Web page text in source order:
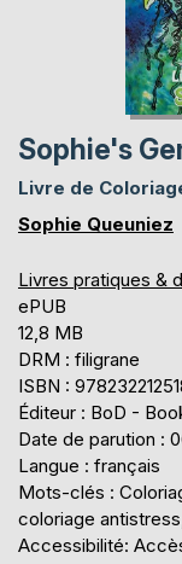
Sophie's
Livre de
Sophie Queuniez
Livres pratiques &
ePUB
12,8 MB
DRM : filigrane
ISBN :
Éditeur : BoD -
Date de parution :
Langue : français
Mots-clés :
coloriage
Accessibilité: